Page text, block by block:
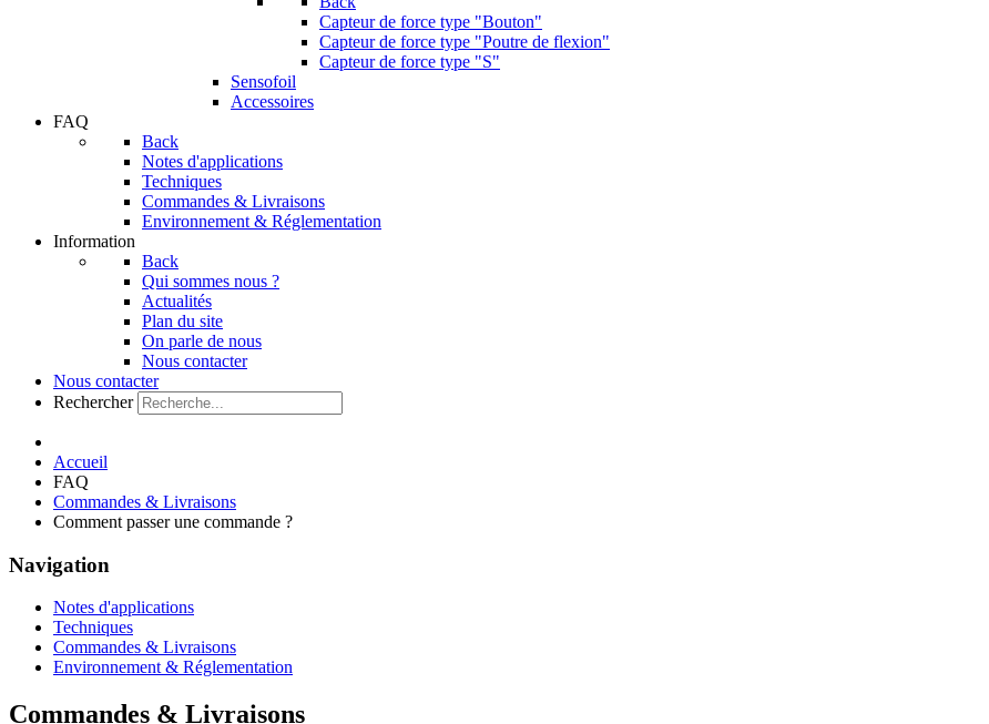
Capteur de force type "Bouton"
Capteur de force type "Poutre de flexion"
Capteur de force type "S"
Sensofoil
Accessoires
FAQ
Back
Notes d'applications
Techniques
Commandes & Livraisons
Environnement & Réglementation
Information
Back
Qui sommes nous ?
Actualités
Plan du site
On parle de nous
Nous contacter
Nous contacter
Rechercher
Accueil
FAQ
Commandes & Livraisons
Comment passer une commande ?
Navigation
Notes d'applications
Techniques
Commandes & Livraisons
Environnement & Réglementation
Commandes & Livraisons